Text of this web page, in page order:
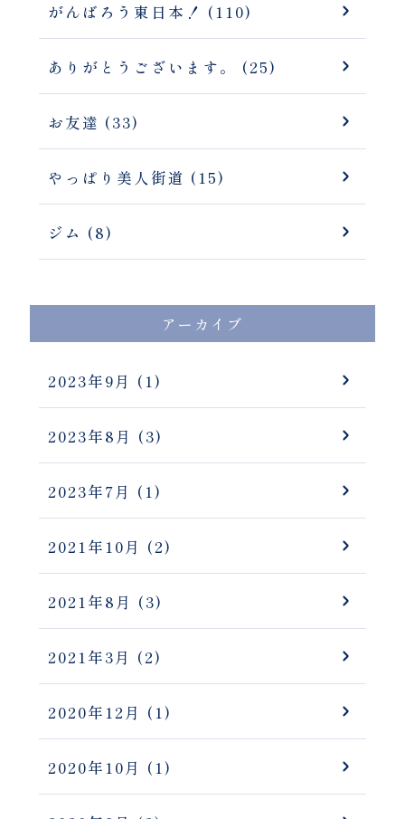
がんばろう東日本！ (110)
ありがとうございます。 (25)
お友達 (33)
やっぱり美人街道 (15)
ジム (8)
アーカイブ
2023年9月 (1)
2023年8月 (3)
2023年7月 (1)
2021年10月 (2)
2021年8月 (3)
2021年3月 (2)
2020年12月 (1)
2020年10月 (1)